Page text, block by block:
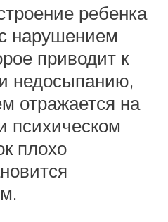
ребенка
нарушением
приводит к
недосыпанию,
отражается на
психическом
плохо